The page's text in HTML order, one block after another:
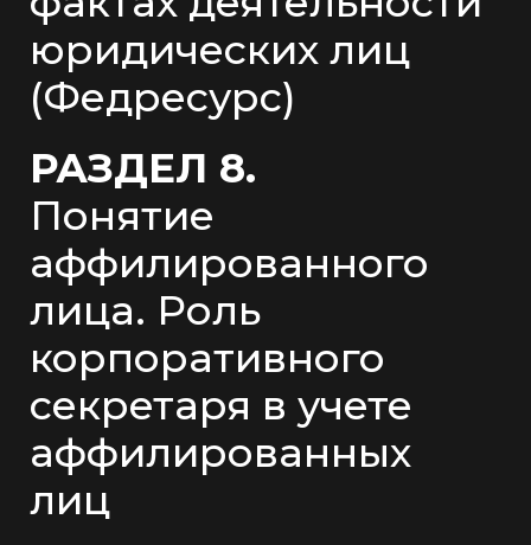
юридических лиц
(Федресурс)
РАЗДЕЛ 8.
Понятие
аффилированного
лица. Роль
корпоративного
секретаря в учете
аффилированных
лиц